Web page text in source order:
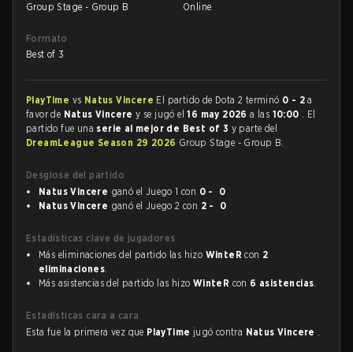
Group Stage - Group B
Online
Formato
Best of 3
PlayTime vs Natus Vincere El partido de Dota 2 terminó 0 - 2 a
favor de Natus Vincerey se jugó el16 may 2026a las 10:00 . El
partido fue una serie al mejor de Best of 3 y parte del
DreamLeague Season 29 2026 Group Stage - Group B.
Desglose del partido
Natus Vincere ganó el Juego 1 con 0 - 0
Natus Vincere ganó el Juego 2 con 2 - 0
Estadísticas clave de jugadores
Más eliminaciones del partido las hizo WinteR con 2
eliminaciones.
Más asistencias del partido las hizo WinteR con 6 asistencias.
Estadísticas cara a cara
Esta fue la primera vez que PlayTime jugó contra Natus Vincere .